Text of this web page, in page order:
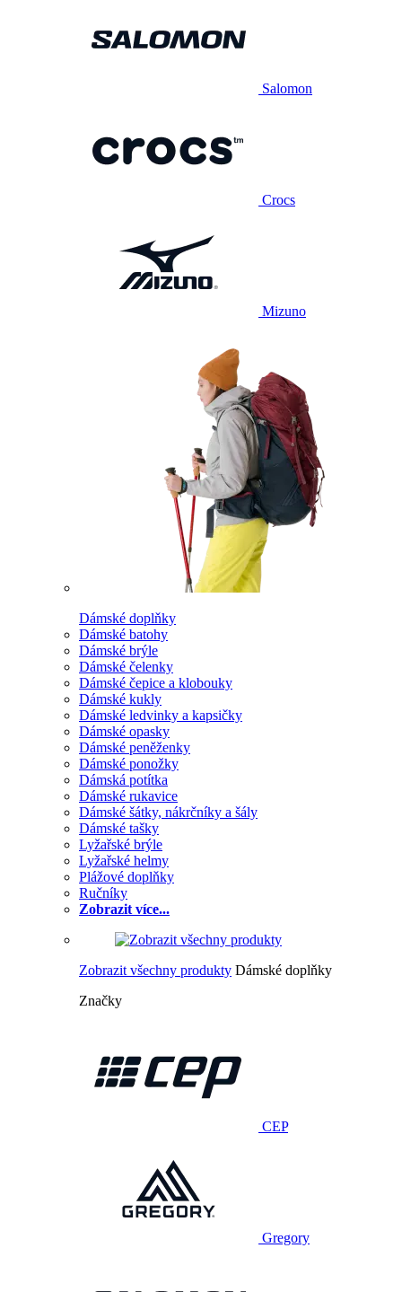
Salomon
Crocs
Mizuno
Dámské doplňky
Dámské batohy
Dámské brýle
Dámské čelenky
Dámské čepice a klobouky
Dámské kukly
Dámské ledvinky a kapsičky
Dámské opasky
Dámské peněženky
Dámské ponožky
Dámská potítka
Dámské rukavice
Dámské šátky, nákrčníky a šály
Dámské tašky
Lyžařské brýle
Lyžařské helmy
Plážové doplňky
Ručníky
Zobrazit více...
Zobrazit všechny produkty Dámské doplňky
Značky
CEP
Gregory